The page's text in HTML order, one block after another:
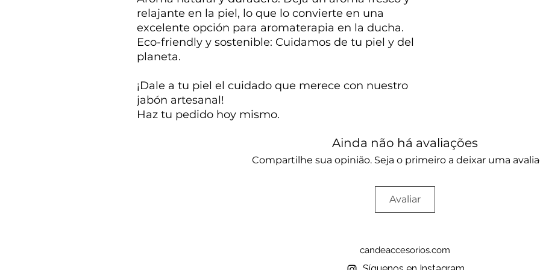
relajante en la piel, lo que lo convierte en una
excelente opción para aromaterapia en la ducha.
Eco-friendly y sostenible: Cuidamos de tu piel y del
planeta.
¡Dale a tu piel el cuidado que merece con nuestro
jabón artesanal!
Haz tu pedido hoy mismo.
Ainda não há avaliações
Compartilhe sua opinião. Seja o primeiro a deixar uma
Avaliar
candeaccesorios.com